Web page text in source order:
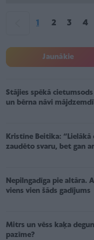
1 2 3 4
Jaunākie
Stājies spēkā
un bērna nāvi
Kristīne Beitika: “Lielākā
zaudēto svaru, bet gan
Nepilngadīga pie altāra.
viens vien šāds gadījums
Mitrs un vēss kaķa
pazīme?